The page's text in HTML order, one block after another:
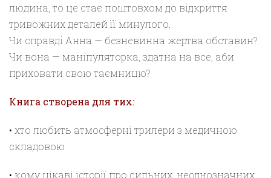
людина, то це стає поштовхом до відкриття
тривожних деталей її минулого.
Чи справді Анна — безневинна жертва обставин?
Чи вона — маніпуляторка, здатна на все, аби
приховати свою таємницю?
Книга створена для тих:
• хто любить атмосферні трилери з медичною
складовою
• кому цікаві історії про сильних, неоднозначних